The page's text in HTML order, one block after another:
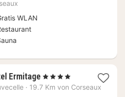
WLAN
Ermitage1
Nacht
, 4 Sterne
· 19.7 Km von Corseaux